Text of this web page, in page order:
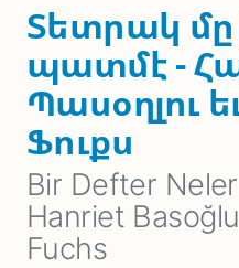
Տետրակ մը
պատմէ -
Պասօղլու
Ֆուքս
Bir Defter
Hanriet
Fuchs